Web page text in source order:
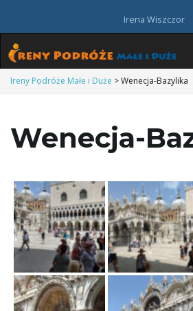
Irena Wiszczor
Ireny Podróże Małe i Duże >Wenecja-Bazylika
Wenecja-